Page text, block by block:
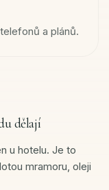
a plánů.
dělají
u hotelu. Je to
mramoru, oleji